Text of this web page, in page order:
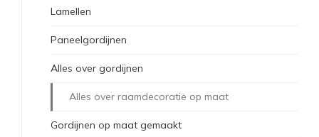
Lamellen
Paneelgordijnen
Alles over gordijnen
Alles over raamdecoratie op maat
Gordijnen op maat gemaakt